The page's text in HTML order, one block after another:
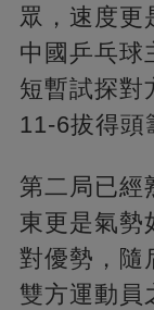
眾，速度更
中國乒乓球
短暫試探對
11-6拔得頭
第二局已經
東更是氣勢
對優勢，隨
雙方運動員